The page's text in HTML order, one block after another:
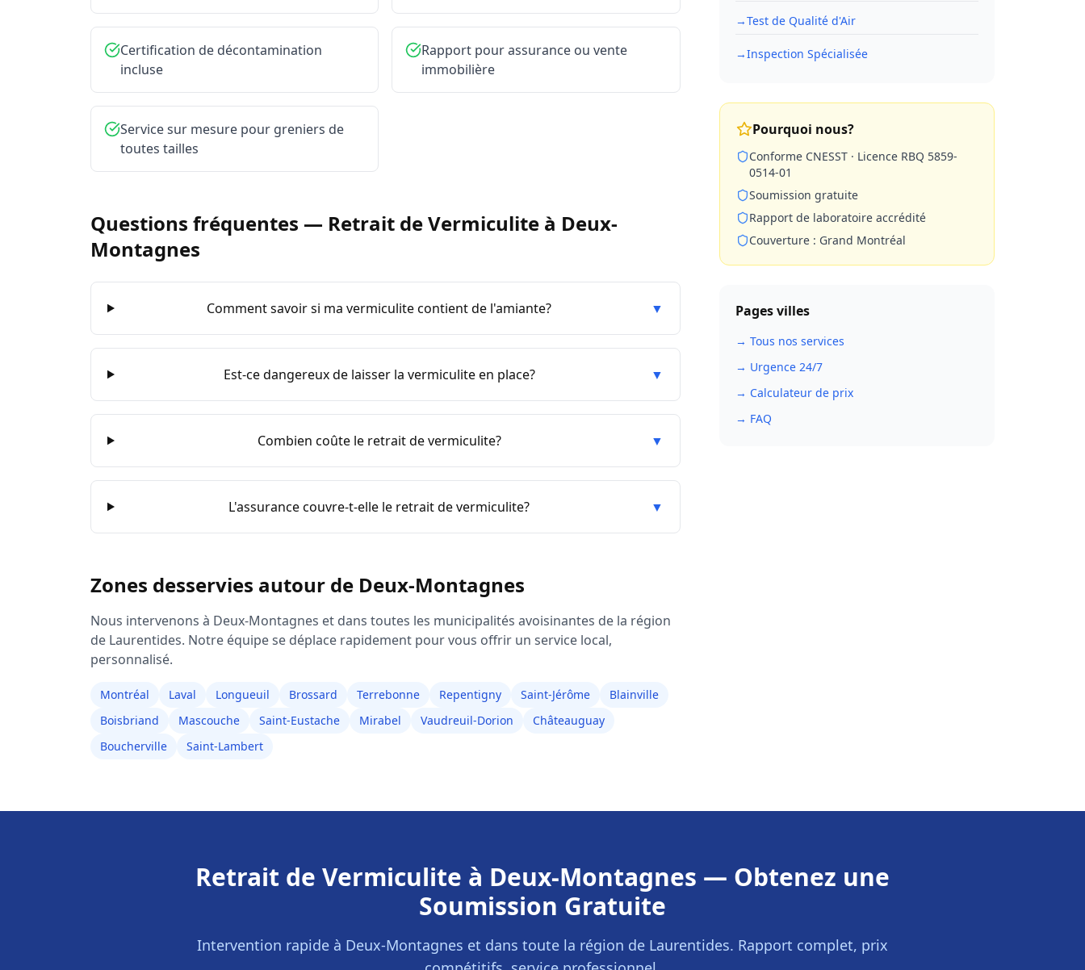
Certification de décontamination
incluse
Rapport pour assurance ou vente
immobilière
Service sur mesure pour greniers de
toutes tailles
Questions fréquentes — Retrait de Vermiculite à Deux-
Montagnes
Comment savoir si ma vermiculite contient de l'amiante? ▼
Est-ce dangereux de laisser la vermiculite en place? ▼
Combien coûte le retrait de vermiculite? ▼
L'assurance couvre-t-elle le retrait de vermiculite? ▼
Zones desservies autour de Deux-Montagnes
Nous intervenons à Deux-Montagnes et dans toutes les municipalités avoisinantes de la région
de Laurentides. Notre équipe se déplace rapidement pour vous offrir un service local,
personnalisé.
Montréal Laval Longueuil Brossard Terrebonne Repentigny Saint-Jérôme
Blainville
Boisbriand
Mascouche Saint-Eustache Mirabel Vaudreuil-Dorion
Châteauguay
Boucherville
Saint-Lambert
→Test de Qualité d'Air
→Inspection Spécialisée
Pourquoi nous?
Conforme CNESST · Licence RBQ 5859-
0514-01
Soumission gratuite
Rapport de laboratoire accrédité
Couverture : Grand Montréal
Pages villes
→ Tous nos services
→ Urgence 24/7
→ Calculateur de prix
→ FAQ
Retrait de Vermiculite à Deux-Montagnes — Obtenez une
Soumission Gratuite
Intervention rapide à Deux-Montagnes et dans toute la région de Laurentides. Rapport complet, prix